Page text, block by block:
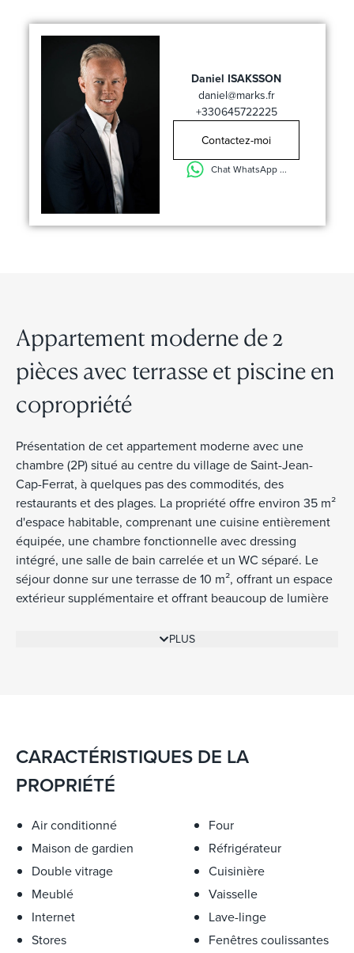
Daniel ISAKSSON
daniel@marks.fr
+330645722225
Contactez-moi
Chat WhatsApp ...
Appartement moderne de 2
pièces avec terrasse et piscine en
copropriété
Présentation de cet appartement moderne avec une
chambre (2P) situé au centre du village de Saint-Jean-
Cap-Ferrat, à quelques pas des commodités, des
restaurants et des plages. La propriété offre environ 35 m²
d'espace habitable, comprenant une cuisine entièrement
équipée, une chambre fonctionnelle avec dressing
intégré, une salle de bain carrelée et un WC séparé. Le
séjour donne sur une terrasse de 10 m², offrant un espace
extérieur supplémentaire et offrant beaucoup de lumière
cet immeuble ont accès à une piscine, un gardien dans
de rangement (remise).
PLUS
CARACTÉRISTIQUES DE LA
PROPRIÉTÉ
Air conditionné
Maison de gardien
Double vitrage
Meublé
Internet
Stores
Four
Réfrigérateur
Cuisinière
Vaisselle
Lave-linge
Fenêtres coulissantes